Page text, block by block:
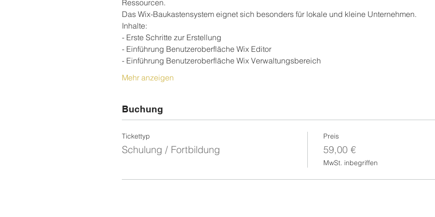
Ressourcen.
Das Wix-Baukastensystem eignet sich besonders für lokale und kleine Unternehmen.
Inhalte:
- Erste Schritte zur Erstellung
- Einführung Benutzeroberfläche Wix Editor
- Einführung Benutzeroberfläche Wix Verwaltungsbereich
Mehr anzeigen
Buchung
Tickettyp
Schulung / Fortbildung
Preis
59,00 €
MwSt. inbegriffen